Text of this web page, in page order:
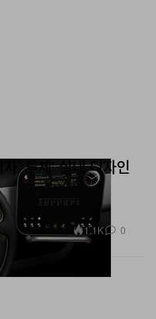
‘루체’ 실내 디자인
1.1K 0